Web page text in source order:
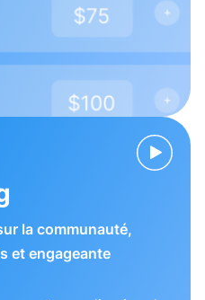
la communauté,
et engageante